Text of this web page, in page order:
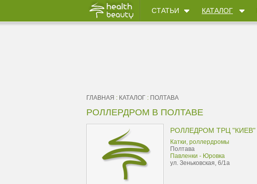
СТАТЬИ КАТАЛОГ
ГЛАВНАЯ : КАТАЛОГ : ПОЛТАВА
РОЛЛЕРДРОМ В ПОЛТАВЕ
РОЛЛЕДРОМ ТРЦ "КИЕВ"
Катки, роллердромы
Полтава
Павленки - Юровка
ул. Зеньковская, 6/1а